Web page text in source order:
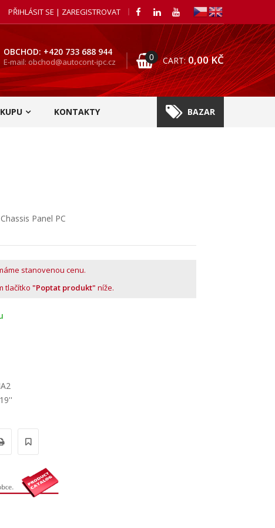
PŘIHLÁSIT SE | ZAREGISTROVAT
OBCHOD: +420 733 688 944
E-mail: obchod@autocont-ipc.cz 0 CART: 0,00KČ
KONTAKTY BAZAR
Panel PC
stanovenou cenu.
tlačítko "Poptat produkt" níže.